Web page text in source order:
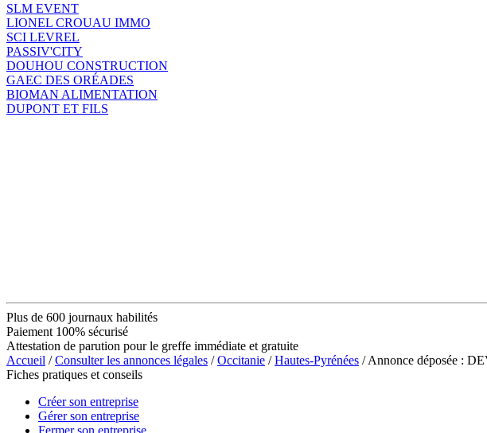
SLM EVENT
LIONEL CROUAU IMMO
SCI LEVREL
PASSIV'CITY
DOUHOU CONSTRUCTION
GAEC DES ORÉADES
BIOMAN ALIMENTATION
DUPONT ET FILS
Plus de 600 journaux habilités
Paiement 100% sécurisé
Attestation de parution pour le greffe immédiate et gratuite
Accueil /Consulter les annonces légales /Occitanie /Hautes-Pyrénées / Annonce déposée :
Fiches pratiques et conseils
Créer son entreprise
Gérer son entreprise
Fermer son entreprise